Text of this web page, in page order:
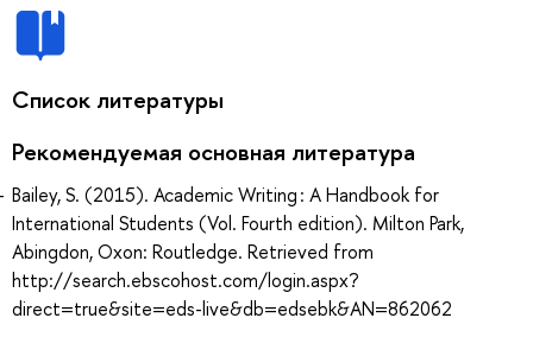
Список литературы
Рекомендуемая основная литература
Bailey, S. (2015). Academic Writing : A Handbook for
International Students (Vol. Fourth edition). Milton Park,
Abingdon, Oxon: Routledge. Retrieved from
http://search.ebscohost.com/login.aspx?
direct=true&site=eds-live&db=edsebk&AN=862062